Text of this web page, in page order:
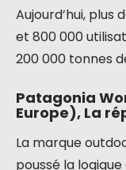
Aujourd’hui, plus
et 800 000
200 000 tonnes
Patagonia
Europe), La
La marque
poussé la